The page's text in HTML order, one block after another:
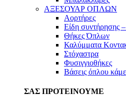
ΑΞΕΣΟΥΑΡ ΟΠΛΩΝ
Αορτήρες
Είδη συντήρησης
Θήκες Όπλων
Καλύμματα
Στόχαστρα
Φυσιγγιοθήκες
Βάσεις όπλου
ΣΑΣ ΠΡΟΤΕΙΝΟΥΜΕ